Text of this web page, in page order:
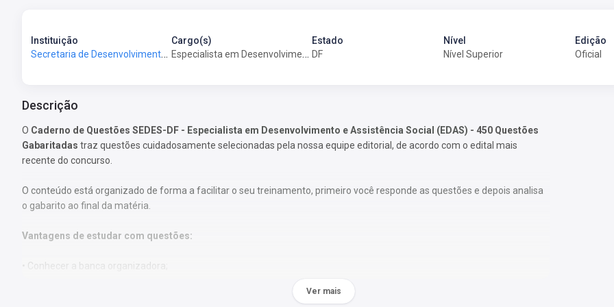
Instituição
Secretaria de Desenvolvimento Social do Distrito Federal - SEDES-DF
Cargo(s)
Especialista em Desenvolvimento e Assistência Social (EDAS)
Estado
DF
Nível
Nível Superior
Edição
Oficial
Descrição
O Caderno de Questões SEDES-DF - Especialista em Desenvolvimento e Assistência Social (EDAS) - 450 Questões
Gabaritadas traz questões cuidadosamente selecionadas pela nossa equipe editorial, de acordo com o edital mais
recente do concurso.
O conteúdo está organizado de forma a facilitar o seu treinamento, primeiro você responde as questões e depois analisa
o gabarito ao final da matéria.
Vantagens de estudar com questões:
• Conhecer a banca organizadora;
Ver mais